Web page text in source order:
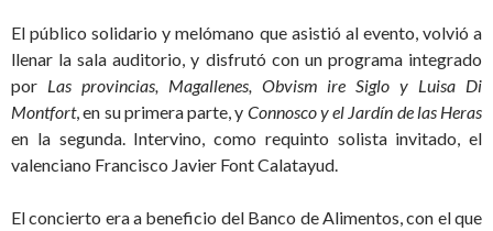
El público solidario y melómano que asistió al evento, volvió a
llenar la sala auditorio, y disfrutó con un programa integrado
por Las provincias, Magallenes, Obvism ire Siglo y Luisa Di
Montfort, en su primera parte, y Connosco y el Jardín de las Heras
en la segunda. Intervino, como requinto solista invitado, el
valenciano Francisco Javier Font Calatayud.
El concierto era a beneficio del Banco de Alimentos, con el que